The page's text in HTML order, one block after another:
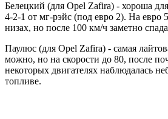
Белецкий (для Opel Zafira) - хороша
4-2-1 от мг-рэйс (под евро 2). На евро
низах, но после 100 км/ч заметно
Паулюс (для Opel Zafira) - самая
можно, но на скорости до 80, после
некоторых двигателях наблюдалась
топливе.